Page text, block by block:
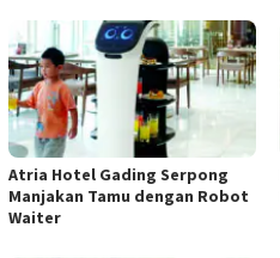
Atria Hotel Gading Serpong
Manjakan Tamu dengan Robot
Waiter